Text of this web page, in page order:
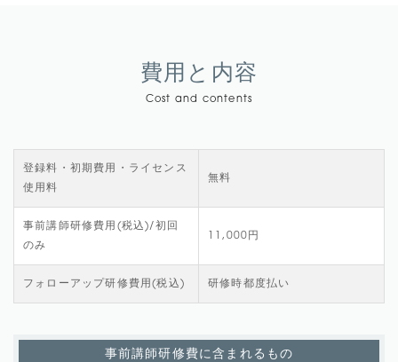
費用と内容
Cost and contents
登録料・初期費用・ライセンス
使用料
無料
事前講師研修費用(税込)/初回
のみ
11,000円
フォローアップ研修費用(税込) 研修時都度払い
事前講師研修費に含まれるもの